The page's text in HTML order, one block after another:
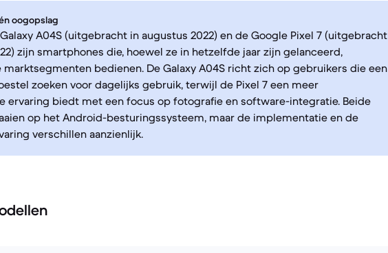
oogopslag
A04S (uitgebracht in augustus 2022) en de Google Pixel 7 (uitgebracht
zijn smartphones die, hoewel ze in hetzelfde jaar zijn gelanceerd,
bedienen. De Galaxy A04S richt zich op gebruikers die een
zoeken voor dagelijks gebruik, terwijl de Pixel 7 een meer
ervaring biedt met een focus op fotografie en software-integratie. Beide
op het Android-besturingssysteem, maar de implementatie en de
verschillen aanzienlijk.